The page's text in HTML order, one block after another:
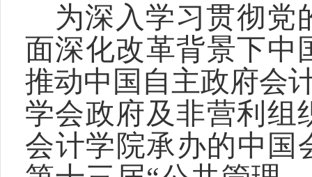
为深入学习贯彻党
面深化改革背景下中
推动中国自主政府会
学会政府及非营利组
会计学院承办的中国